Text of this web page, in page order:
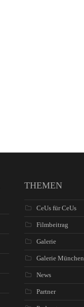
THEMEN
CeUs für CeUs
Filmbeitrag
Galerie
Galerie München
News
Partner